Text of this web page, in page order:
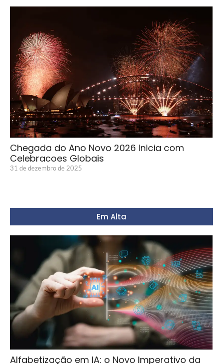
Chegada do Ano Novo 2026 Inicia com
Celebracoes Globais
31 de dezembro de 2025
Em Alta
Alfabetização em IA: o Novo Imperativo da